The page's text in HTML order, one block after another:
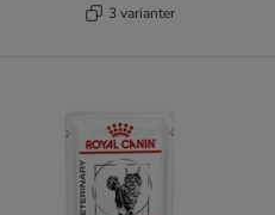
3 varianter